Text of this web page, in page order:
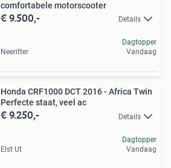
comfortabele motorscooter
€ 9.500,- Details
Neeritter
Dagtopper
Vandaag
Honda CRF1000 DCT 2016 - Africa Twin
Perfecte staat, veel ac
€ 9.250,- Details
Elst Ut
Dagtopper
Vandaag